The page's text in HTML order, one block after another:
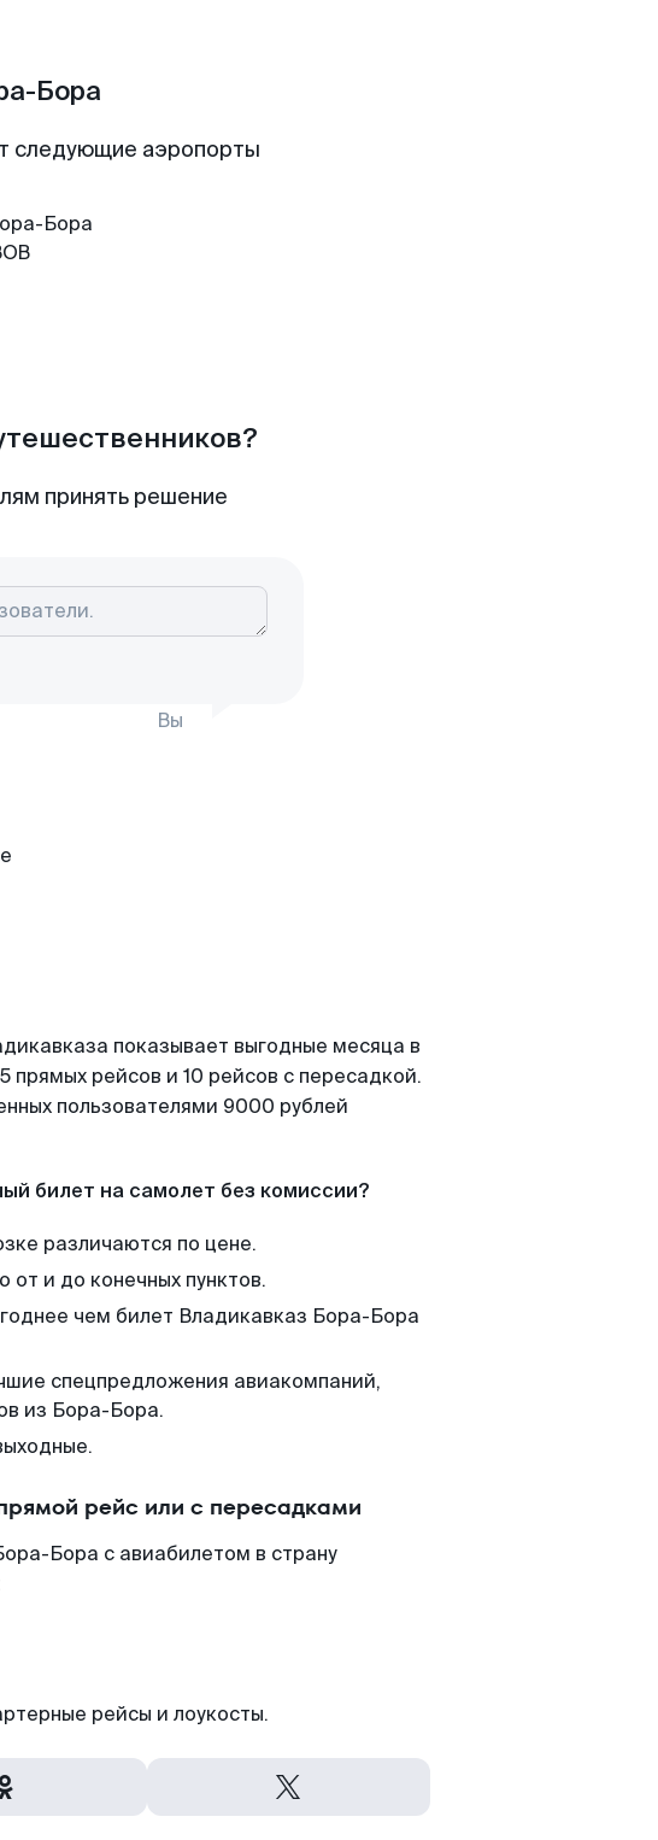
Бора
следующие аэропорты
Бора
принять решение
Вы
показывает выгодные месяца в
рейсов и 10 рейсов с пересадкой.
пользователями 9000 рублей
билет на самолет без комиссии?
различаются по цене.
и до конечных пунктов.
чем билет Владикавказ Бора-Бора
спецпредложения авиакомпаний,
из Бора-Бора.
рейс или с пересадками
Бора с авиабилетом в страну
рейсы и лоукосты.